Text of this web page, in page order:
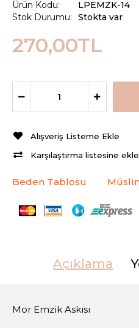
Ürün Kodu:
Stok Durumu:
LPEMZK-14
Stokta var
270,00TL
Alışveriş Listeme Ekle
Karşılaştırma listesine ekle
Beden Tablosu
Açıklama
Mor Emzik Askısı